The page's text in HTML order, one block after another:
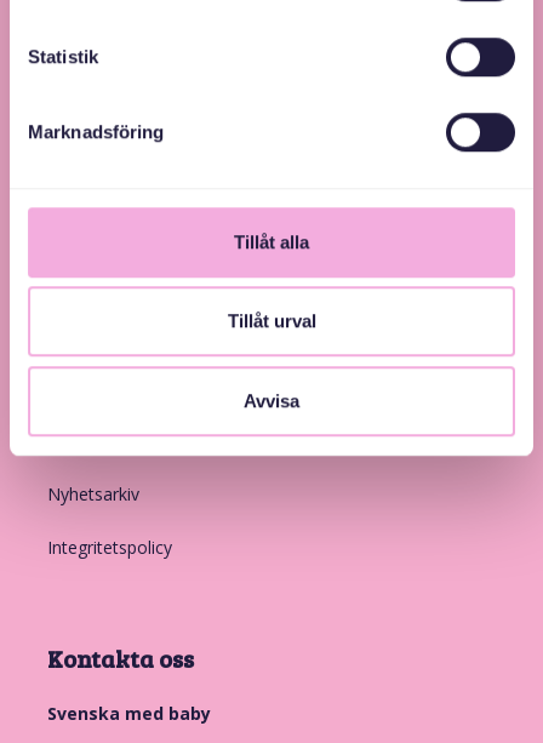
Statistik
Marknadsföring
Tillåt alla
Tillåt urval
Avvisa
Medlemskap
Nyhetsarkiv
Integritetspolicy
Kontakta oss
Svenska med baby